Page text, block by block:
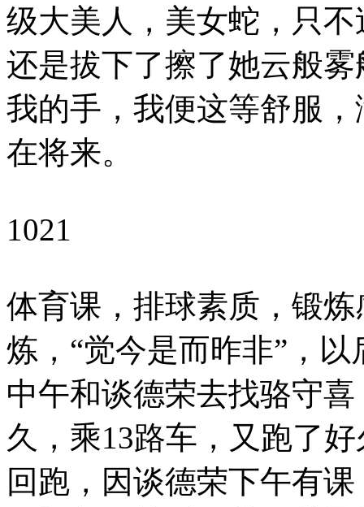
级大美人，美女蛇，只
还是拔下了擦了她云般
我的手，我便这等舒服
在将来。
1021
体育课，排球素质，锻
炼，“觉今是而昨非”，
中午和谈德荣去找骆守
久，乘13路车，又跑了
回跑，因谈德荣下午有